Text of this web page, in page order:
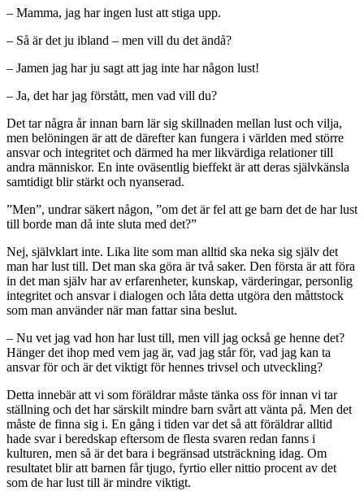
– Mamma, jag har ingen lust att stiga upp.
– Så är det ju ibland – men vill du det ändå?
– Jamen jag har ju sagt att jag inte har någon lust!
– Ja, det har jag förstått, men vad vill du?
Det tar några år innan barn lär sig skillnaden mellan lust och vilja,
men belöningen är att de därefter kan fungera i världen med större
ansvar och integritet och därmed ha mer likvärdiga relationer till
andra människor. En inte oväsentlig bieffekt är att deras självkänsla
samtidigt blir stärkt och nyanserad.
”Men”, undrar säkert någon, ”om det är fel att ge barn det de har lust
till borde man då inte sluta med det?”
Nej, självklart inte. Lika lite som man alltid ska neka sig själv det
man har lust till. Det man ska göra är två saker. Den första är att föra
in det man själv har av erfarenheter, kunskap, värderingar, personlig
integritet och ansvar i dialogen och låta detta utgöra den måttstock
som man använder när man fattar sina beslut.
– Nu vet jag vad hon har lust till, men vill jag också ge henne det?
Hänger det ihop med vem jag är, vad jag står för, vad jag kan ta
ansvar för och är det viktigt för hennes trivsel och utveckling?
Detta innebär att vi som föräldrar måste tänka oss för innan vi tar
ställning och det har särskilt mindre barn svårt att vänta på. Men det
måste de finna sig i. En gång i tiden var det så att föräldrar alltid
hade svar i beredskap eftersom de flesta svaren redan fanns i
kulturen, men så är det bara i begränsad utsträckning idag. Om
resultatet blir att barnen får tjugo, fyrtio eller nittio procent av det
som de har lust till är mindre viktigt.